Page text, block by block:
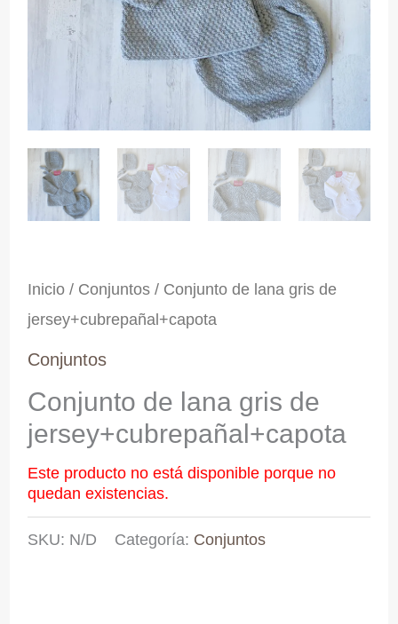
Inicio/ Conjuntos/ Conjunto de lana gris de
jersey+cubrepañal+capota
Conjuntos
Conjunto de lana gris de
jersey+cubrepañal+capota
Este producto no está disponible porque no
quedan existencias.
SKU: N/D Categoría: Conjuntos